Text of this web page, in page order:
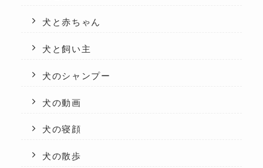
犬と赤ちゃん
犬と飼い主
犬のシャンプー
犬の動画
犬の寝顔
犬の散歩